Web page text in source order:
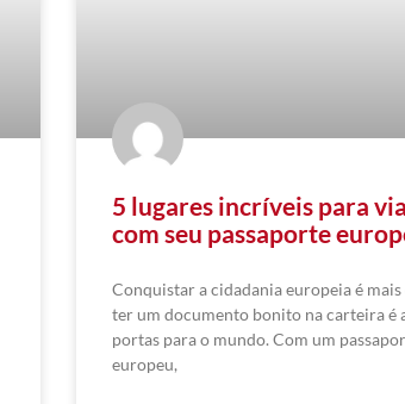
5 lugares incríveis para
com seu passaporte
Conquistar a cidadania europeia é mais
ter um documento bonito na carteira é
portas para o mundo. Com um
europeu,